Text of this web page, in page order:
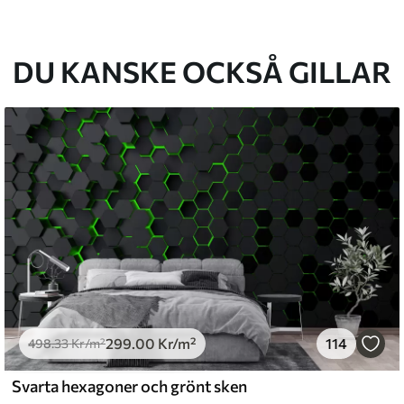
vatten.
.67379.00Kr/m²
and Stick
.00540.00Kr/m²
DU KANSKE OCKSÅ GILLAR
498.33Kr/m²299 .00 Kr/m² 114
Svarta hexagoner och grönt sken